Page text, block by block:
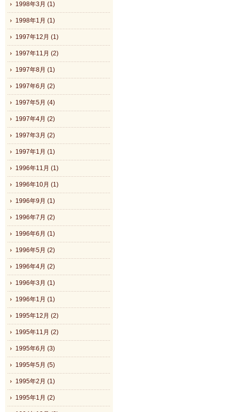
1998年3月 (1)
1998年1月 (1)
1997年12月 (1)
1997年11月 (2)
1997年8月 (1)
1997年6月 (2)
1997年5月 (4)
1997年4月 (2)
1997年3月 (2)
1997年1月 (1)
1996年11月 (1)
1996年10月 (1)
1996年9月 (1)
1996年7月 (2)
1996年6月 (1)
1996年5月 (2)
1996年4月 (2)
1996年3月 (1)
1996年1月 (1)
1995年12月 (2)
1995年11月 (2)
1995年6月 (3)
1995年5月 (5)
1995年2月 (1)
1995年1月 (2)